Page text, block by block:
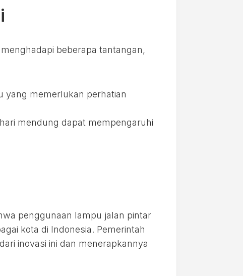
beberapa tantangan,
yang memerlukan perhatian
mendung dapat mempengaruhi
penggunaan lampu jalan pintar
kota di Indonesia. Pemerintah
inovasi ini dan menerapkannya